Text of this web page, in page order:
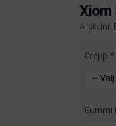
Xiom
Artikelnr.
Product
Grepp
Gummi